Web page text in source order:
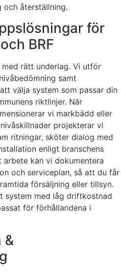
återställning.
för
BRF
rätt underlag. Vi utför
samt
välja system som passar din
riktlinjer. När
vi markbädd eller
projekterar vi
ritningar, sköter dialog med
enligt branschens
kan vi dokumentera
och serviceplan, så att du får
försäljning eller tillsyn.
system med låg driftkostnad
för förhållandena i
&